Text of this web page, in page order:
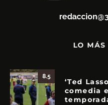
LO MÁS
8.5
‘Ted
comedia